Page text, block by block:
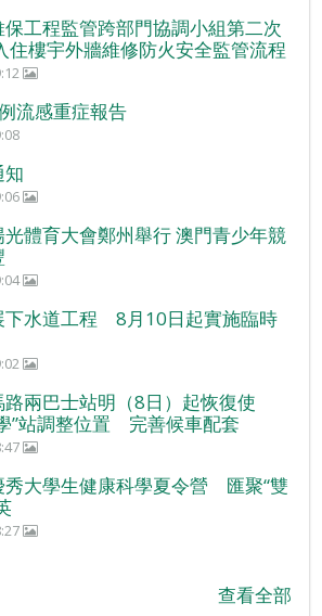
工程監管跨部門協調小組第二次
住樓宇外牆維修防火安全監管流程
流感重症報告
知
體育大會鄭州舉行 澳門青少年競
下水道工程 8月10日起實施臨時
兩巴士站明（8日）起恢復使
”站調整位置 完善候車配套
秀大學生健康科學夏令營 匯聚“雙
查看全部